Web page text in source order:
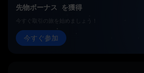
先物ボーナス を獲得
今すぐ取引の旅を始めましょう！
今すぐ参加